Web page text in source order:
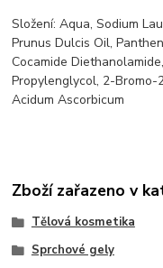
Složení: Aqua, Sodium
Prunus Dulcis Oil,
Cocamide
Propylenglycol, 2-
Acidum Ascorbicum
Zboží zařazeno v
Tělová kosmetika
Sprchové gely